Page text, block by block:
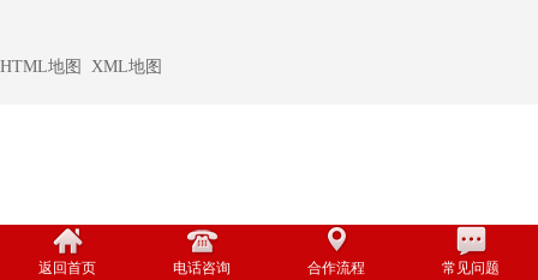
HTML地图 XML地图
返回首页 电话咨询 合作流程 常见问题